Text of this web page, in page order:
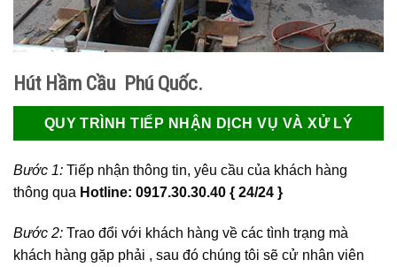
Hút Hầm Cầu Phú Quốc.
QUY TRÌNH TIẾP NHẬN DỊCH VỤ VÀ XỬ LÝ
Bước 1: Tiếp nhận thông tin, yêu cầu của khách hàng
thông qua Hotline: 0917.30.30.40 { 24/24 }
Bước 2: Trao đổi với khách hàng về các tình trạng mà
khách hàng gặp phải , sau đó chúng tôi sẽ cử nhân viên